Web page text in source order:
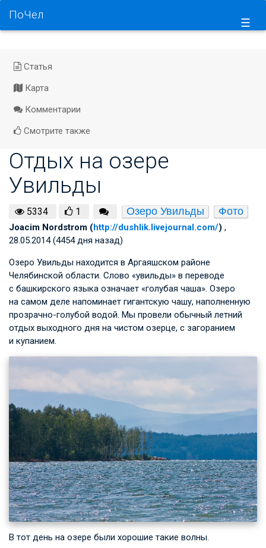
☰
ПоЧел
Статья
Карта
Комментарии
Смотрите также
Отдых на озере
Увильды
5334 1 Озеро Увильды Фото
Joacim Nordstrom (http://dushlik.livejournal.com/) ,
28.05.2014 (4454 дня назад)
Озеро Увильды находится в Аргаяшском районе
Челябинской области. Слово «увильды» в переводе
с башкирского языка означает «голубая чаша». Озеро
на самом деле напоминает гигантскую чашу, наполненную
прозрачно-голубой водой. Мы провели обычный летний
отдых выходного дня на чистом озерце, с загоранием
и купанием.
В тот день на озере были хорошие такие волны.